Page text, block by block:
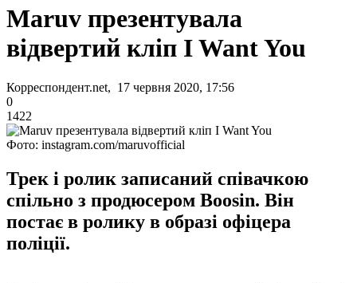
Maruv презентувала
відвертий кліп I Want You
Корреспондент.net, 17 червня 2020, 17:56
0
1422
Фото: instagram.com/maruvofficial
Трек і ролик записаний співачкою
спільно з продюсером Boosin. Він
постає в ролику в образі офіцера
поліції.